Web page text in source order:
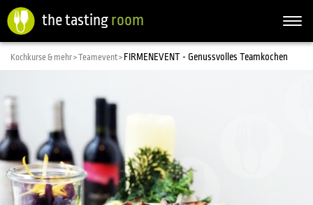
the tasting room
Kochkurse & mehr >Teamevent > FIRMENEVENT - Genussvolles Teamkochen